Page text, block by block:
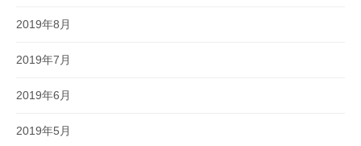
2019年8月
2019年7月
2019年6月
2019年5月